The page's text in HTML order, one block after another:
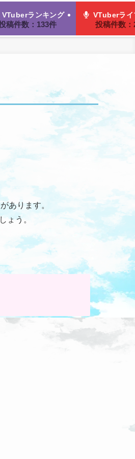
VTuberランキング
稿件数：133件
VTuberライ
投稿件数：
あります。
ょう。